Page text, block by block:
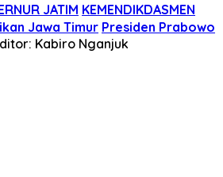
JATIM KEMENDIKDASMEN
Jawa Timur Presiden Prabowo
Kabiro Nganjuk